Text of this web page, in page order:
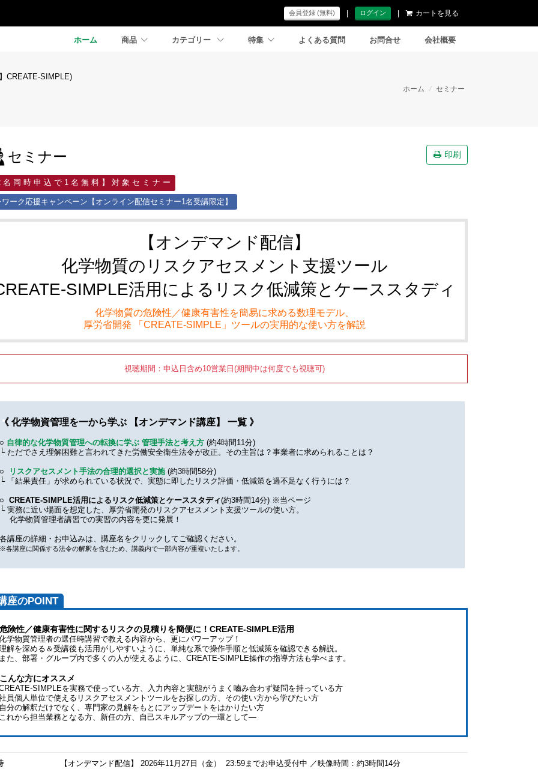
会員登録 (無料) | ログイン | カートを見る
ホーム 商品 カテゴリー 特集 よくある質問 お問合せ 会社概要
CREATE-SIMPLE)
ホーム / セミナー
セミナー 印刷
名 同 時 申 込 で 1 名 無 料 】 対 象 セ ミ ナ ー
ワーク応援キャンペーン【オンライン配信セミナー1名受講限定】
【オンデマンド配信】
化学物質のリスクアセスメント支援ツール
SIMPLE活用によるリスク低減策とケーススタディ
化学物質の危険性／健康有害性を簡易に求める数理モデル、
厚労省開発 「CREATE-SIMPLE」ツールの実用的な使い方を解説
視聴期間：申込日含め10営業日(期間中は何度でも視聴可)
《 化学物資管理を一から学ぶ 【オンデマンド講座】 一覧 》
○ 自律的な化学物質管理への転換に学ぶ 管理手法と考え方 (約4時間11分)
└ ただでさえ理解困難と言われてきた労働安全衛生法令が改正。その主旨は？事業者に求められることは？
○ リスクアセスメント手法の合理的選択と実施(約3時間58分)
└ 「結果責任」が求められている状況で、実態に即したリスク評価・低減策を過不足なく行うには？
○ CREATE-SIMPLE活用によるリスク低減策とケーススタディ(約3時間14分) ※当ページ
└ 実務に近い場面を想定した、厚労省開発のリスクアセスメント支援ツールの使い方。
化学物質管理者講習での実習の内容を更に発展！
各講座の詳細・お申込みは、講座名をクリックしてご確認ください。
※各講座に関係する法令の解釈を含むため、講義内で一部内容が重複いたします。
座のPOINT
険性／健康有害性に関するリスクの見積りを簡便に！CREATE-SIMPLE活用
物質管理者の選任時講習で教える内容から、更にパワーアップ！
を深める＆受講後も活用がしやすいように、単純な系で操作手順と低減策を確認できる解説。
、部署・グループ内で多くの人が使えるように、CREATE-SIMPLE操作の指導方法も学べます。
んな方にオススメ
SIMPLEを実務で使っている方、入力内容と実態がうまく嚙み合わず疑問を持っている方
個人単位で使えるリスクアセスメントツールをお探しの方、その使い方から学びたい方
の解釈だけでなく、専門家の見解をもとにアップデートをはかりたい方
から担当業務となる方、新任の方、自己スキルアップの一環として―
【オンデマンド配信】 2026年11月27日 （金） 23:59までお申込受付中 ／映像時間：約3時間14分